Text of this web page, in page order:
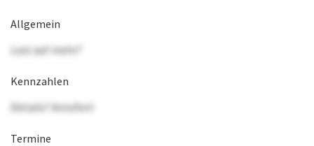
Allgemein
Lust auf mehr?
Kennzahlen
Details? Anrufen!
Termine